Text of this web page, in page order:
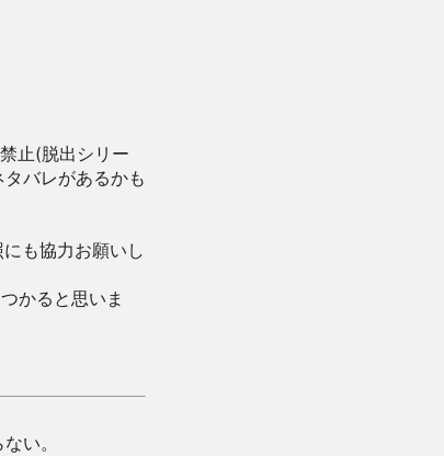
止(脱出シリー
バレがあるかも
も協力お願いし
かると思いま
い。